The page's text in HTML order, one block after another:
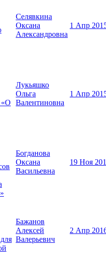
Селявкина
Оксана
Александровна
1 Апр
«О
Лукьяшко
Ольга
Валентиновна
1 Апр
Богданова
Оксана
Васильевна
19 Ноя
Бажанов
Алексей
Валерьевич
2 Апр